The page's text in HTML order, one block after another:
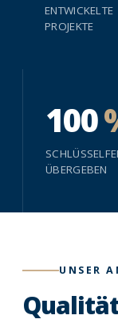
ENTWICKELTE
PROJEKTE
100
ÜBERGEBEN
UNSER